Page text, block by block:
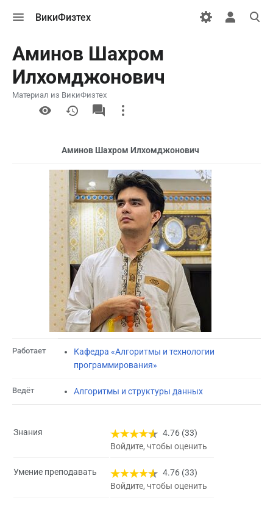
меню
ВикиФизтех
Открыть
поиск
Аминов Шахром
Илхомджонович
Материал из ВикиФизтех
More
actions
Аминов Шахром Илхомджонович
Работает
Кафедра «Алгоритмы и технологии
программирования»
Ведёт Алгоритмы и структуры данных
Знания
4.76 (33)
Войдите, чтобы оценить
Умение преподавать
4.76 (33)
Войдите, чтобы оценить